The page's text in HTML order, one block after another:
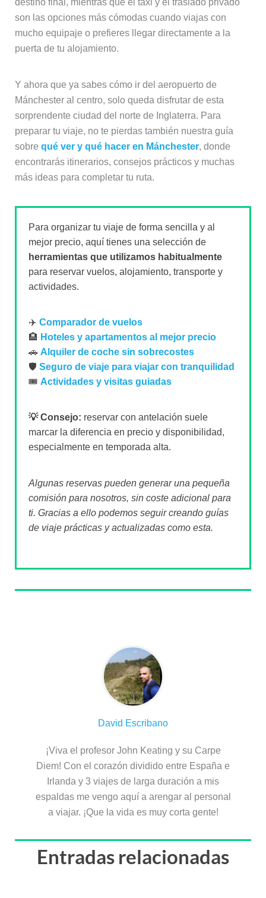
destino final, mientras que el taxi y el traslado privado
son las opciones más cómodas cuando viajas con
mucho equipaje o prefieres llegar directamente a la
puerta de tu alojamiento.
Y ahora que ya sabes cómo ir del aeropuerto de
Mánchester al centro, solo queda disfrutar de esta
sorprendente ciudad del norte de Inglaterra. Para
preparar tu viaje, no te pierdas también nuestra guía
sobre qué ver y qué hacer en Mánchester, donde
encontrarás itinerarios, consejos prácticos y muchas
más ideas para completar tu ruta.
Para organizar tu viaje de forma sencilla y al
mejor precio, aquí tienes una selección de
herramientas que utilizamos habitualmente
para reservar vuelos, alojamiento, transporte y
actividades.
✈️ Comparador de vuelos
🏨 Hoteles y apartamentos al mejor precio
🚗 Alquiler de coche sin sobrecostes
🛡️ Seguro de viaje para viajar con tranquilidad
🎟️ Actividades y visitas guiadas
💡 Consejo: reservar con antelación suele
marcar la diferencia en precio y disponibilidad,
especialmente en temporada alta.
Algunas reservas pueden generar una pequeña
comisión para nosotros, sin coste adicional para
ti. Gracias a ello podemos seguir creando guías
de viaje prácticas y actualizadas como esta.
David Escribano
¡Viva el profesor John Keating y su Carpe
Diem! Con el corazón dividido entre España e
Irlanda y 3 viajes de larga duración a mis
espaldas me vengo aquí a arengar al personal
a viajar. ¡Que la vida es muy corta gente!
Entradas relacionadas